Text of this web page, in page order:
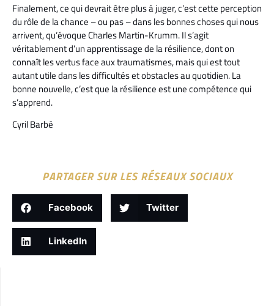
Finalement, ce qui devrait être plus à juger, c’est cette perception
du rôle de la chance – ou pas – dans les bonnes choses qui nous
arrivent, qu’évoque Charles Martin-Krumm. Il s’agit
véritablement d’un apprentissage de la résilience, dont on
connaît les vertus face aux traumatismes, mais qui est tout
autant utile dans les difficultés et obstacles au quotidien. La
bonne nouvelle, c’est que la résilience est une compétence qui
s’apprend.
Cyril Barbé
PARTAGER SUR LES RÉSEAUX SOCIAUX
Facebook Twitter
LinkedIn